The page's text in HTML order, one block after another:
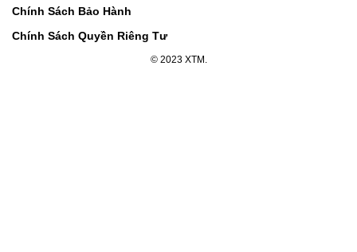
Chính Sách Bảo Hành
Chính Sách Quyền Riêng Tư
© 2023 XTM.